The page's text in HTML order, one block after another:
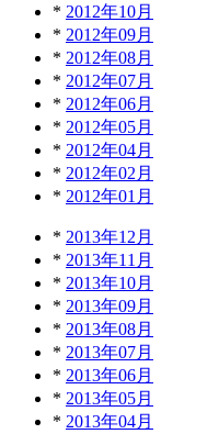
* 2012年10月
* 2012年09月
* 2012年08月
* 2012年07月
* 2012年06月
* 2012年05月
* 2012年04月
* 2012年02月
* 2012年01月
* 2013年12月
* 2013年11月
* 2013年10月
* 2013年09月
* 2013年08月
* 2013年07月
* 2013年06月
* 2013年05月
* 2013年04月